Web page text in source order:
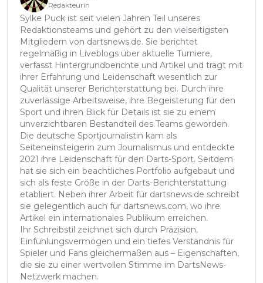
Redakteurin
Sylke Puck ist seit vielen Jahren Teil unseres
Redaktionsteams und gehört zu den vielseitigsten
Mitgliedern von dartsnews.de. Sie berichtet
regelmäßig in Liveblogs über aktuelle Turniere,
verfasst Hintergrundberichte und Artikel und trägt mit
ihrer Erfahrung und Leidenschaft wesentlich zur
Qualität unserer Berichterstattung bei. Durch ihre
zuverlässige Arbeitsweise, ihre Begeisterung für den
Sport und ihren Blick für Details ist sie zu einem
unverzichtbaren Bestandteil des Teams geworden.
Die deutsche Sportjournalistin kam als
Seiteneinsteigerin zum Journalismus und entdeckte
2021 ihre Leidenschaft für den Darts-Sport. Seitdem
hat sie sich ein beachtliches Portfolio aufgebaut und
sich als feste Größe in der Darts-Berichterstattung
etabliert. Neben ihrer Arbeit für dartsnews.de schreibt
sie gelegentlich auch für dartsnews.com, wo ihre
Artikel ein internationales Publikum erreichen.
Ihr Schreibstil zeichnet sich durch Präzision,
Einfühlungsvermögen und ein tiefes Verständnis für
Spieler und Fans gleichermaßen aus – Eigenschaften,
die sie zu einer wertvollen Stimme im DartsNews-
Netzwerk machen.